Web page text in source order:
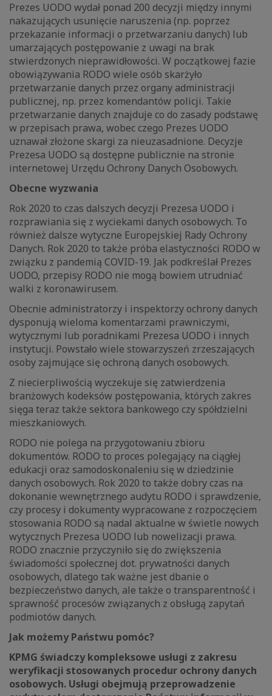
Prezes UODO wydał ponad 200 decyzji między innymi
nakazujących usunięcie naruszenia (np. poprzez
przekazanie informacji o przetwarzaniu danych) lub
umarzających postępowanie z uwagi na brak
stwierdzonych nieprawidłowości. W początkowej fazie
obowiązywania RODO wiele osób skarżyło
przetwarzanie danych przez organy administracji
publicznej, np. przez komendantów policji. Takie
przetwarzanie danych znajduje co do zasady podstawę
w przepisach prawa, wobec czego Prezes UODO
uznawał złożone skargi za nieuzasadnione. Decyzje
Prezesa UODO są dostępne publicznie na stronie
internetowej Urzędu Ochrony Danych Osobowych.
Obecne wyzwania
Rok 2020 to czas dalszych decyzji Prezesa UODO i
rozprawiania się z wyciekami danych osobowych. To
również dalsze wytyczne Europejskiej Rady Ochrony
Danych. Rok 2020 to także próba elastyczności RODO w
związku z pandemią COVID-19. Jak podkreślał Prezes
UODO, przepisy RODO nie mogą bowiem utrudniać
walki z koronawirusem.
Obecnie administratorzy i inspektorzy ochrony danych
dysponują wieloma komentarzami prawniczymi,
wytycznymi lub poradnikami Prezesa UODO i innych
instytucji. Powstało wiele stowarzyszeń zrzeszających
osoby zajmujące się ochroną danych osobowych.
Z niecierpliwością wyczekuje się zatwierdzenia
branżowych kodeksów postępowania, których zakres
sięga teraz także sektora bankowego czy spółdzielni
mieszkaniowych.
RODO nie polega na przygotowaniu zbioru
dokumentów. RODO to proces polegający na ciągłej
edukacji oraz samodoskonaleniu się w dziedzinie
danych osobowych. Rok 2020 to także dobry czas na
dokonanie wewnętrznego audytu RODO i sprawdzenie,
czy procesy i dokumenty wypracowane z rozpoczęciem
stosowania RODO są nadal aktualne w świetle nowych
wytycznych Prezesa UODO lub nowelizacji prawa.
RODO znacznie przyczyniło się do zwiększenia
świadomości społecznej dot. prywatności danych
osobowych, dlatego tak ważne jest dbanie o
bezpieczeństwo danych, ale także o transparentność i
sprawność procesów związanych z obsługą zapytań
podmiotów danych.
Jak możemy Państwu pomóc?
KPMG świadczy kompleksowe usługi z zakresu
weryfikacji stosowanych procedur ochrony danych
osobowych. Usługi obejmują przeprowadzenie